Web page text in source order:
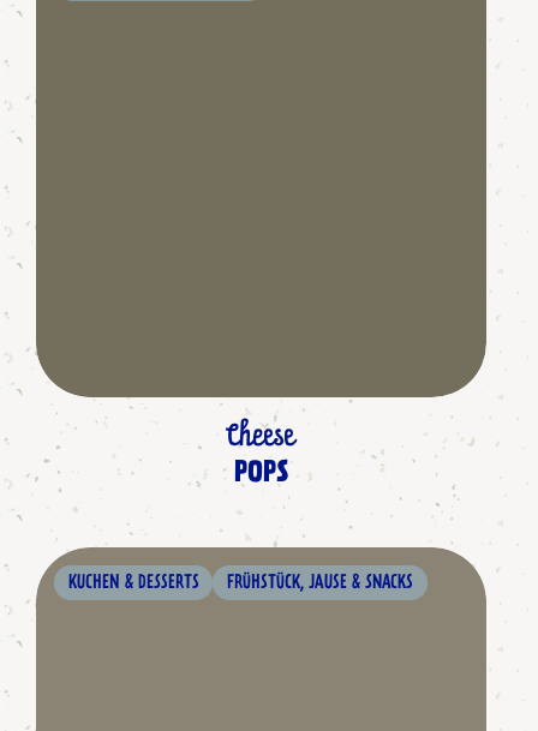
Cheese
POPS
KUCHEN & DESSERTS FRÜHSTÜCK, JAUSE & SNACKS